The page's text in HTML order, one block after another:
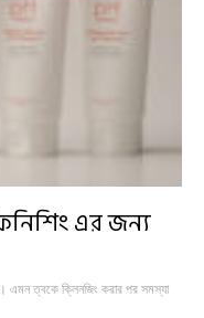
এর জন্য
এমন ত্বকে ক্লিনজিং করার পর সমস্যা